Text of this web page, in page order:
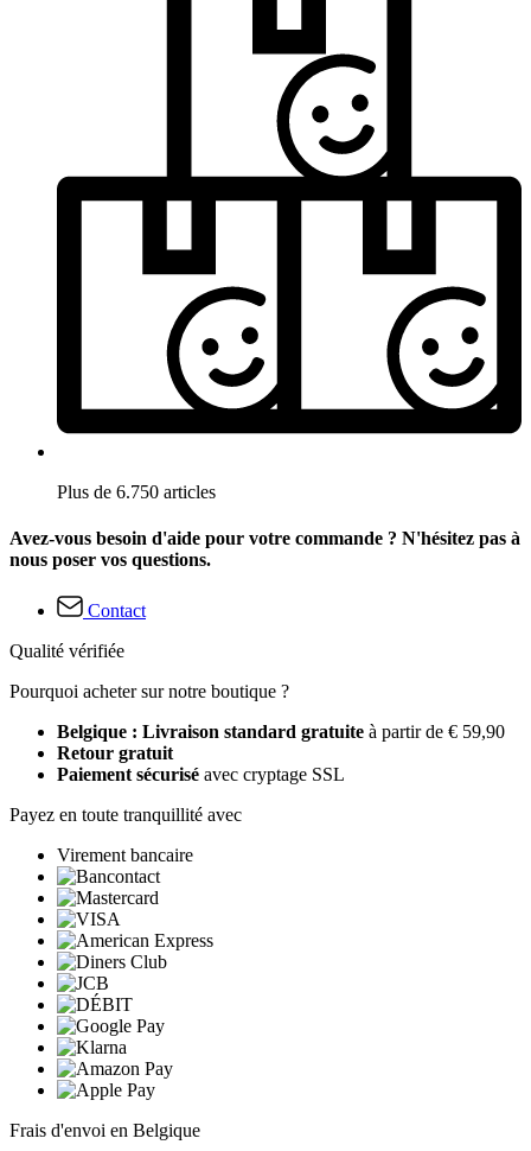
Plus de 6.750 articles
Avez-vous besoin d'aide pour votre commande ? N'hésitez pas à
nous poser vos questions.
Contact
Qualité vérifiée
Pourquoi acheter sur notre boutique ?
Belgique : Livraison standard gratuite à partir de € 59,90
Retour gratuit
Paiement sécurisé avec cryptage SSL
Payez en toute tranquillité avec
Virement bancaire
Frais d'envoi en Belgique